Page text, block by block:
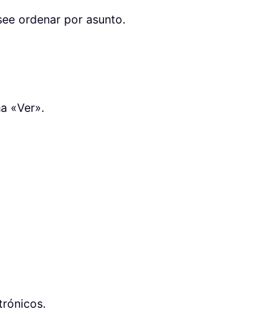
ordenar por asunto.
«Ver».